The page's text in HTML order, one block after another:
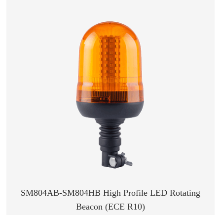
SM804AB-SM804HB High Profile LED Rotating
Beacon (ECE R10)